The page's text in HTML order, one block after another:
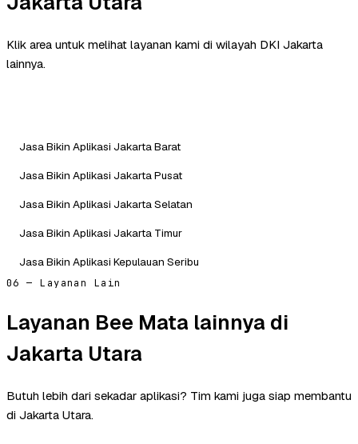
Klik area untuk melihat layanan kami di wilayah DKI Jakarta
lainnya.
Jasa Bikin Aplikasi Jakarta Barat
Jasa Bikin Aplikasi Jakarta Pusat
Jasa Bikin Aplikasi Jakarta Selatan
Jasa Bikin Aplikasi Jakarta Timur
Jasa Bikin Aplikasi Kepulauan Seribu
06 — Layanan Lain
Layanan Bee Mata lainnya di
Jakarta Utara
Butuh lebih dari sekadar aplikasi? Tim kami juga siap membantu
di Jakarta Utara.